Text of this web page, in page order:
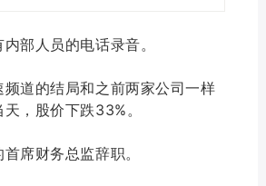
部人员的电话录音。
道的结局和之前两家公司一样
，股价下跌33%。
席财务总监辞职。